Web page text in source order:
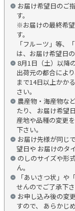
お届け希望日のご
す。
※お届けの最終希
す。
「フルーツ」等、
は、お届け希望日
8月1日（土）以降
出荷元の都合によ
まで14日以上かか
さい。
農産物・海産物な
たり、 お届け希望
産地や品種の変更
下さい。
お届け先様が同じ
望日や お届けのタ
のしのサイズや形
ん。
「あいさつ状」や
せんのでご了承下さ
お申し込み後の変
すので、 あらかじ